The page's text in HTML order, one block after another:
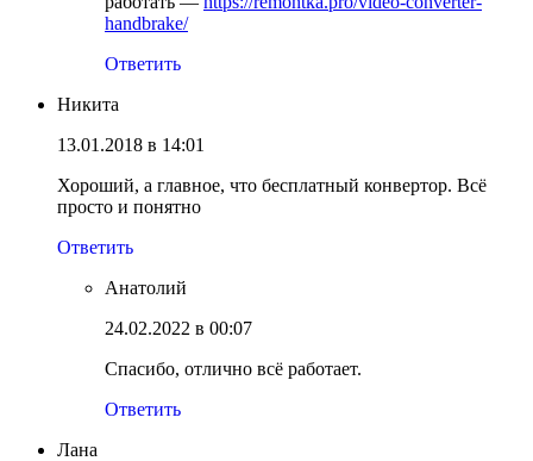
handbrake/
Ответить
Никита
13.01.2018 в 14:01
Хороший, а главное, что бесплатный конвертор. Всё
просто и понятно
Ответить
Анатолий
24.02.2022 в 00:07
Спасибо, отлично всё работает.
Ответить
Лана